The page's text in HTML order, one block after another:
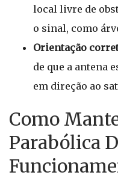
local livre de
o sinal, como
Orientação
de que a antena
em direção ao
Como
Parabólica